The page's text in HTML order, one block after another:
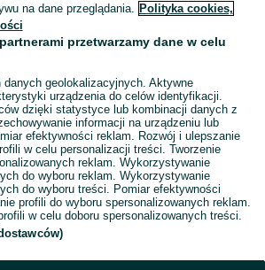
na dane przeglądania. Polityka cookies,
przetwarzamy dane w celu
danych geolokalizacyjnych. Aktywne
urządzenia do celów identyfikacji.
dzięki statystyce lub kombinacji danych z
informacji na urządzeniu lub
efektywności reklam. Rozwój i ulepszanie
w celu personalizacji treści. Tworzenie
reklam. Wykorzystywanie
do wyboru reklam. Wykorzystywanie
do wyboru treści. Pomiar efektywności
profili do wyboru spersonalizowanych reklam.
w celu doboru spersonalizowanych treści.